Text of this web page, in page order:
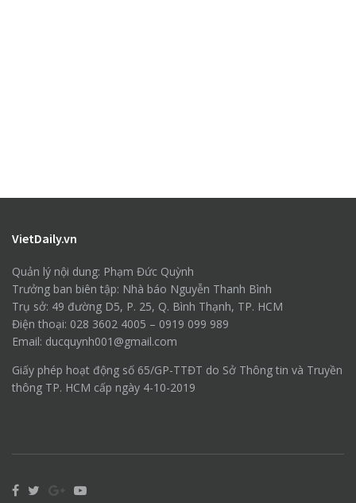
VietDaily.vn
Quản lý nội dung: Phạm Đức Quỳnh
Trưởng ban biên tập: Nhà báo Nguyễn Thanh Bình
Trụ sở: 49 đường D5, P. 25, Q. Bình Thạnh, TP. HCM
Điện thoại: 028 3602 4005 – 0919 099 989
Email: ducquynh001@gmail.com
Giấy phép hoạt động số 65/GP-TTĐT do Sở Thông tin và Truyền
thông TP. HCM cấp ngày 4-10-2019